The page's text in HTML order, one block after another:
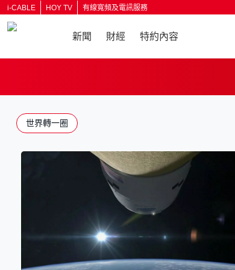
i-CABLE HOY TV 有線寬頻及電訊服務
新聞 財經 特約內容
世界轉一圈